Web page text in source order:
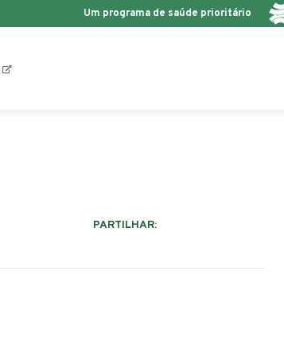
Um programa de saúde prioritário
PARTILHAR: